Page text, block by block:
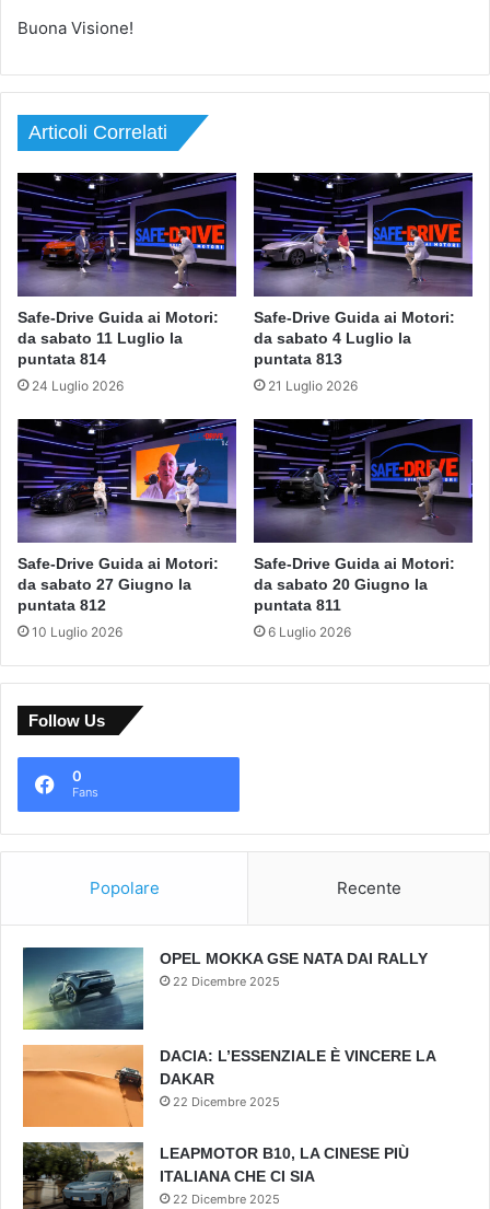
Buona Visione!
Articoli Correlati
Safe-Drive Guida ai Motori:
da sabato 11 Luglio la
puntata 814
24 Luglio 2026
Safe-Drive Guida ai Motori:
da sabato 4 Luglio la
puntata 813
21 Luglio 2026
Safe-Drive Guida ai Motori:
da sabato 27 Giugno la
puntata 812
10 Luglio 2026
Safe-Drive Guida ai Motori:
da sabato 20 Giugno la
puntata 811
6 Luglio 2026
Follow Us
0
Fans
Popolare Recente
OPEL MOKKA GSE NATA DAI RALLY
22 Dicembre 2025
DACIA: L’ESSENZIALE È VINCERE LA
DAKAR
22 Dicembre 2025
LEAPMOTOR B10, LA CINESE PIÙ
ITALIANA CHE CI SIA
22 Dicembre 2025